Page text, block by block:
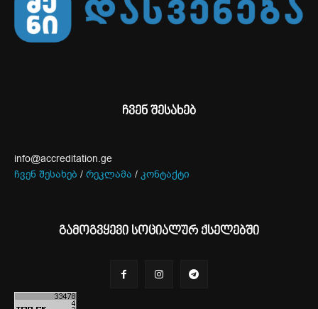
ჩვენ შესახებ
info@accreditation.ge
ჩვენ შესახებ / რეკლამა / კონტაქტი
გამოგვყევი სოციალურ ქსელებში